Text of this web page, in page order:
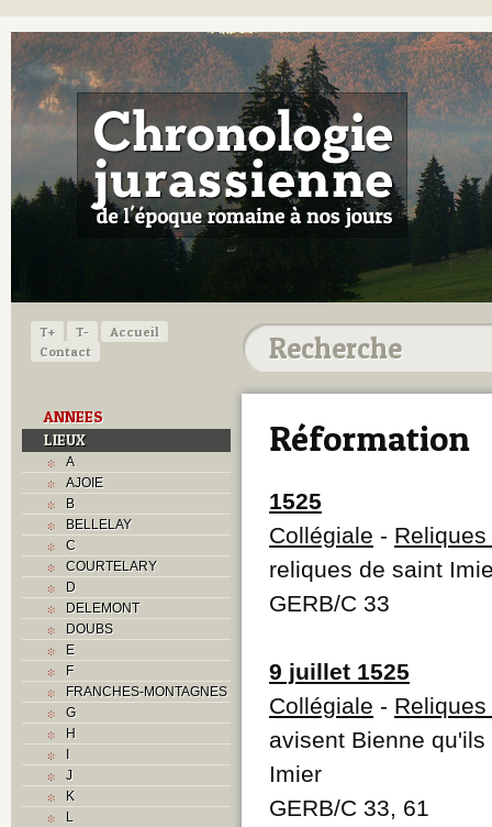
T+ T-
Accueil
Contact
ANNEES
LIEUX
A
AJOIE
B
BELLELAY
C
COURTELARY
D
DELEMONT
DOUBS
E
F
FRANCHES-MONTAGNES
G
H
I
J
K
L
Réformation
1525
Collégiale -
reliques de saint
GERB/C 33
9 juillet 1525
Collégiale -
avisent Bienne
Imier
GERB/C 33, 61